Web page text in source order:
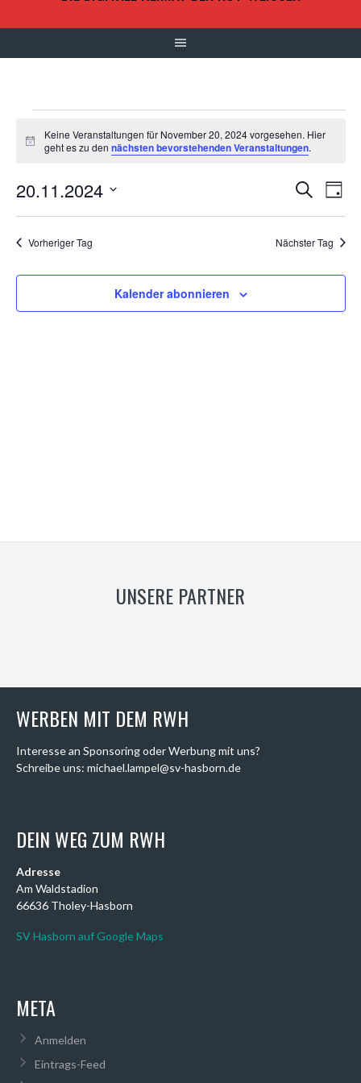
VERANSTALTUNGEN
FÜR
NOVEMBER
20,
2024
Hinweis
Keine Veranstaltungen für November 20, 2024 vorgesehen. Hier
geht es zu dennächsten bevorstehenden Veranstaltungen.
SUCHE
Suche
Tag
20.11.2024
Vorheriger Tag Nächster Tag
Kalender abonnieren
UNSERE PARTNER
WERBEN MIT DEM RWH
Interesse an Sponsoring oder Werbung mit uns?
Schreibe uns: michael.lampel@sv-hasborn.de
DEIN WEG ZUM RWH
Adresse
Am Waldstadion
66636 Tholey-Hasborn
SV Hasborn auf Google Maps
META
Anmelden
Eintrags-Feed